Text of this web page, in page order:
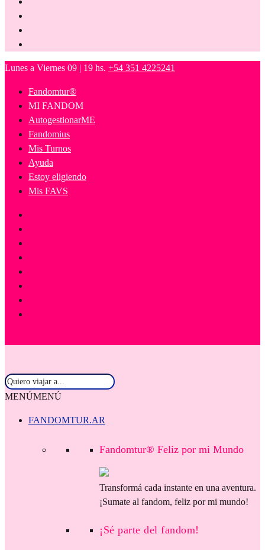
Lunes a Viernes 09 | 19 hs. +54 351 4225241
Fandomtur®
MI FANDOM
AutogestionarME
Fandomius
Mis Turnos
Ayuda
Estoy eligiendo
Mis FAVS
MENÚMENÚ
FANDOMTUR.AR
Fandomtur® Feliz por mi Mundo
Transformá cada instante en una aventura.
¡Sumate al fandom, feliz por mi mundo!
¡Sé parte del fandom!